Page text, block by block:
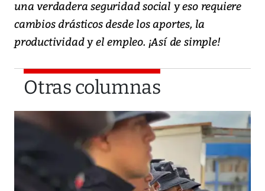
una verdadera seguridad social y eso requiere
cambios drásticos desde los aportes, la
productividad y el empleo. ¡Así de simple!
Otras columnas